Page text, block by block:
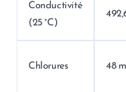
Conductivité
(25 °C)
Chlorures 48